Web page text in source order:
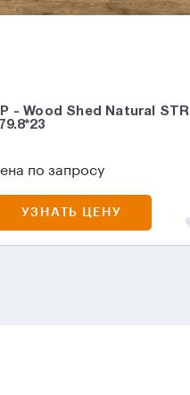
- Wood Shed Natural STR
по запросу
УЗНАТЬ ЦЕНУ